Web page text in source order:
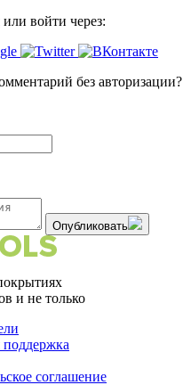
или войти через:
без авторизации?
Опубликовать
и не только
поддержка
соглашение